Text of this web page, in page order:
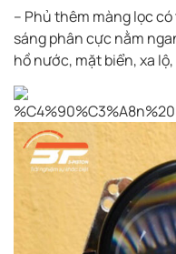
– Phủ thêm màng lọc
sáng phân cực nằm
hồ nước, mặt biển, xa